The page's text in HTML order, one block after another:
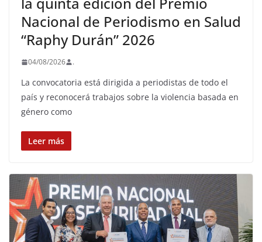
Nacional de Periodismo en Salud
“Raphy Durán” 2026
04/08/2026 .
La convocatoria está dirigida a periodistas de todo el
país y reconocerá trabajos sobre la violencia basada en
género como
Leer más